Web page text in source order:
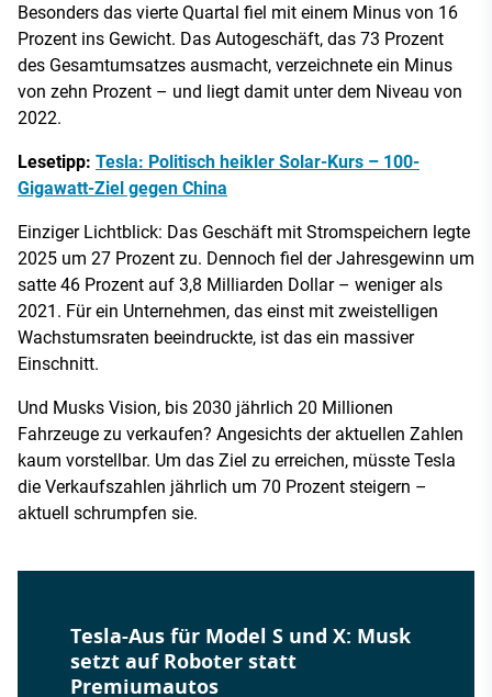
Besonders das vierte Quartal fiel mit einem Minus von 16
Prozent ins Gewicht. Das Autogeschäft, das 73 Prozent
des Gesamtumsatzes ausmacht, verzeichnete ein Minus
von zehn Prozent – und liegt damit unter dem Niveau von
2022.
Lesetipp: Tesla: Politisch heikler Solar-Kurs – 100-
Gigawatt-Ziel gegen China
Einziger Lichtblick: Das Geschäft mit Stromspeichern legte
2025 um 27 Prozent zu. Dennoch fiel der Jahresgewinn um
satte 46 Prozent auf 3,8 Milliarden Dollar – weniger als
2021. Für ein Unternehmen, das einst mit zweistelligen
Wachstumsraten beeindruckte, ist das ein massiver
Einschnitt.
Und Musks Vision, bis 2030 jährlich 20 Millionen
Fahrzeuge zu verkaufen? Angesichts der aktuellen Zahlen
kaum vorstellbar. Um das Ziel zu erreichen, müsste Tesla
die Verkaufszahlen jährlich um 70 Prozent steigern –
aktuell schrumpfen sie.
Tesla-Aus für Model S und X: Musk
setzt auf Roboter statt
Premiumautos